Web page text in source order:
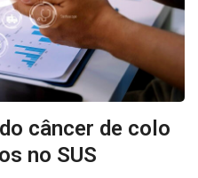
câncer de colo
no SUS